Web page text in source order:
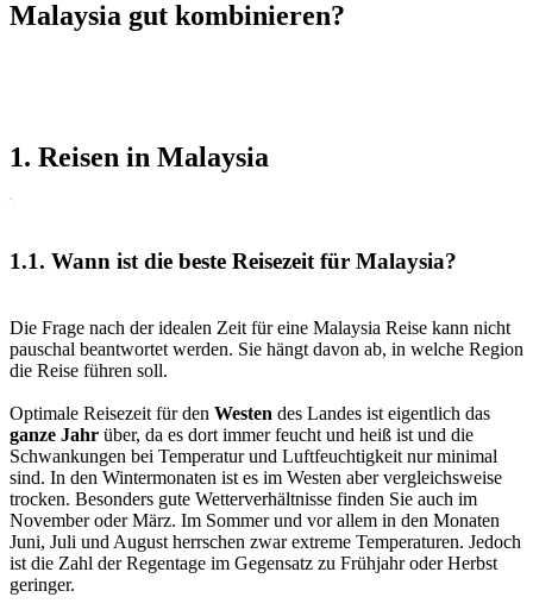
Malaysia gut kombinieren?
1. Reisen in Malaysia
1.1. Wann ist die beste Reisezeit für Malaysia?
Die Frage nach der idealen Zeit für eine Malaysia Reise kann nicht
pauschal beantwortet werden. Sie hängt davon ab, in welche Region
die Reise führen soll.
Optimale Reisezeit für den Westen des Landes ist eigentlich das
ganze Jahr über, da es dort immer feucht und heiß ist und die
Schwankungen bei Temperatur und Luftfeuchtigkeit nur minimal
sind. In den Wintermonaten ist es im Westen aber vergleichsweise
trocken. Besonders gute Wetterverhältnisse finden Sie auch im
November oder März. Im Sommer und vor allem in den Monaten
Juni, Juli und August herrschen zwar extreme Temperaturen. Jedoch
ist die Zahl der Regentage im Gegensatz zu Frühjahr oder Herbst
geringer.